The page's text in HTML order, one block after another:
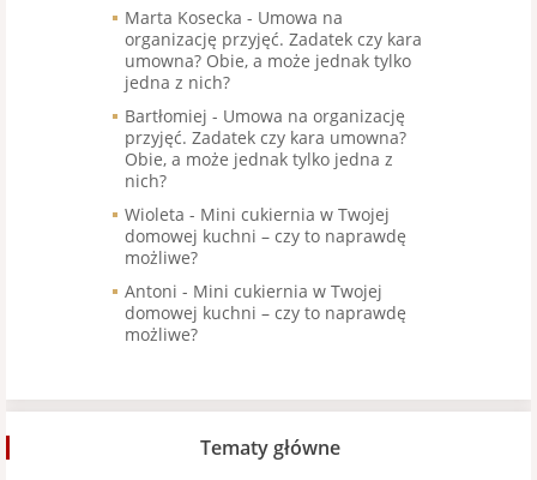
Marta Kosecka - Umowa na
organizację przyjęć. Zadatek czy kara
umowna? Obie, a może jednak tylko
jedna z nich?
Bartłomiej - Umowa na organizację
przyjęć. Zadatek czy kara umowna?
Obie, a może jednak tylko jedna z
nich?
Wioleta - Mini cukiernia w Twojej
domowej kuchni – czy to naprawdę
możliwe?
Antoni - Mini cukiernia w Twojej
domowej kuchni – czy to naprawdę
możliwe?
Tematy główne